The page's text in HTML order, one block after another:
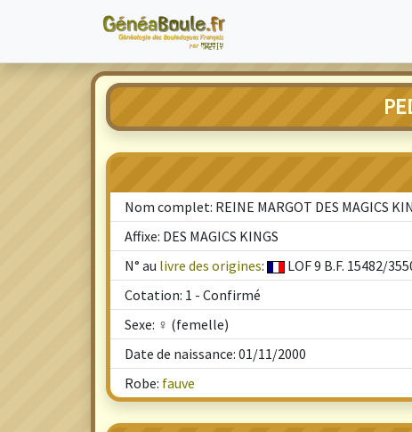
Nom complet: REINE MARGOT DES MAGICS
Affixe: DES MAGICS KINGS
N° au livre des origines:
LOF 9 B.F. 15482/
Cotation: 1 - Confirmé
Sexe: ♀ (femelle)
Date de naissance: 01/11/2000
Robe: fauve